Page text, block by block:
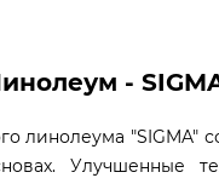
-
линолеума "SIGMA"
Улучшенные